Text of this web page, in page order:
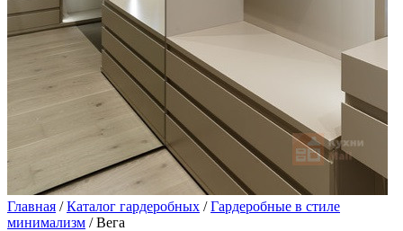
Главная /Каталог гардеробных /Гардеробные в стиле
минимализм / Вега